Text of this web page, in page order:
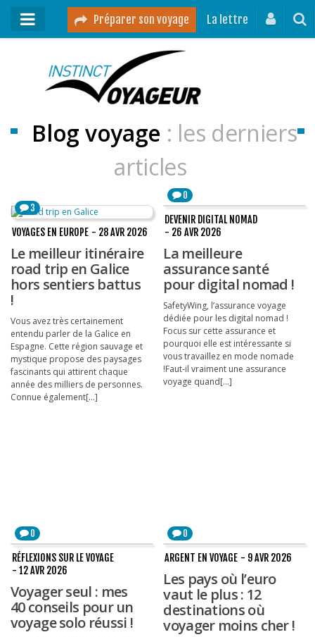
Préparer son voyage La lettre
Mon podcast
Destinations
Mes ressources pour voyager
A propos
Contact
Mon journal de bord sur Instagram
Les derniers articles
Podcast
Préparer son voyage
Assurance voyage !
LA carte bancaire
voyage !
Blog voyage : les derniers
articles
3
VOYAGES EN EUROPE - 28 AVR 2026
Le meilleur itinéraire
road trip en Galice
hors sentiers battus
!
Vous avez très certainement
entendu parler de la Galice en
Espagne. Cette région sauvage et
mystique propose des paysages
fascinants qui attirent chaque
année des milliers de personnes.
Connue également[...]
0
DEVENIR DIGITAL NOMAD
- 26 AVR 2026
La meilleure
assurance santé
pour digital nomad !
SafetyWing, l’assurance voyage
dédiée pour les digital nomad !
Focus sur cette assurance et
pourquoi elle est intéressante si
vous travaillez en mode nomade
!Faut-il vraiment une assurance
voyage quand[...]
0
RÉFLEXIONS SUR LE VOYAGE
- 12 AVR 2026
Voyager seul : mes
40 conseils pour un
voyage solo réussi !
0
ARGENT EN VOYAGE - 9 AVR 2026
Les pays où l’euro
vaut le plus : 12
destinations où
voyager moins cher !